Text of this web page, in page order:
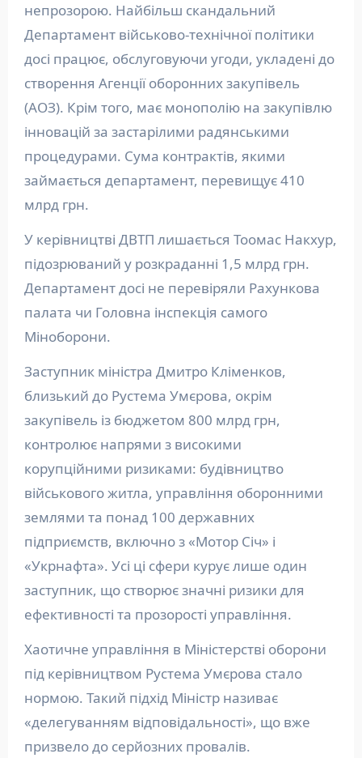
непрозорою. Найбільш скандальний
Департамент військово-технічної політики
досі працює, обслуговуючи угоди, укладені до
створення Агенції оборонних закупівель
(АОЗ). Крім того, має монополію на закупівлю
інновацій за застарілими радянськими
процедурами. Сума контрактів, якими
займається департамент, перевищує 410
млрд грн.
У керівництві ДВТП лишається Тоомас Накхур,
підозрюваний у розкраданні 1,5 млрд грн.
Департамент досі не перевіряли Рахункова
палата чи Головна інспекція самого
Міноборони.
Заступник міністра Дмитро Кліменков,
близький до Рустема Умєрова, окрім
закупівель із бюджетом 800 млрд грн,
контролює напрями з високими
корупційними ризиками: будівництво
військового житла, управління оборонними
землями та понад 100 державних
підприємств, включно з «Мотор Січ» і
«Укрнафта». Усі ці сфери курує лише один
заступник, що створює значні ризики для
ефективності та прозорості управління.
Хаотичне управління в Міністерстві оборони
під керівництвом Рустема Умєрова стало
нормою. Такий підхід Міністр називає
«делегуванням відповідальності», що вже
призвело до серйозних провалів.